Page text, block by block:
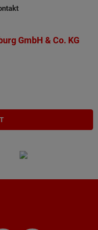
GmbH & Co. KG